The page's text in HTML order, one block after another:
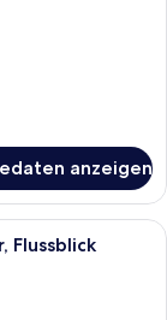
anzeigen
mit einem großen
Flussblick